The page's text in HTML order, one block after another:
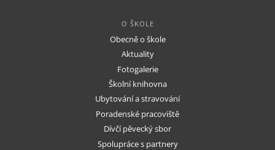
O ŠKOLE
Obecně o škole
Aktuality
Fotogalerie
Školní knihovna
Ubytování a stravování
Poradenské pracoviště
Dívčí pěvecký sbor
Spolupráce s partnery